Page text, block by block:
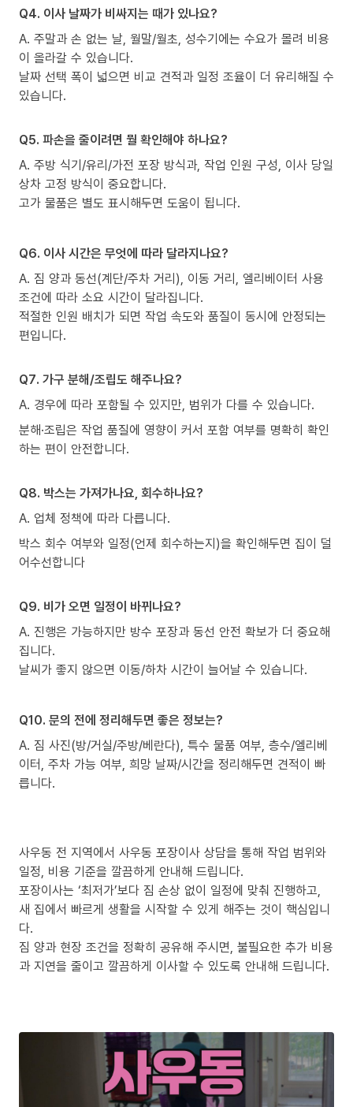
Q4. 이사 날짜가 비싸지는 때가 있나요?
A. 주말과 손 없는 날, 월말/월초, 성수기에는 수요가 몰려 비용
이 올라갈 수 있습니다.
날짜 선택 폭이 넓으면 비교 견적과 일정 조율이 더 유리해질 수
있습니다.
Q5. 파손을 줄이려면 뭘 확인해야 하나요?
A. 주방 식기/유리/가전 포장 방식과, 작업 인원 구성, 이사 당일
상차 고정 방식이 중요합니다.
고가 물품은 별도 표시해두면 도움이 됩니다.
Q6. 이사 시간은 무엇에 따라 달라지나요?
A. 짐 양과 동선(계단/주차 거리), 이동 거리, 엘리베이터 사용
조건에 따라 소요 시간이 달라집니다.
적절한 인원 배치가 되면 작업 속도와 품질이 동시에 안정되는
편입니다.
Q7. 가구 분해/조립도 해주나요?
A. 경우에 따라 포함될 수 있지만, 범위가 다를 수 있습니다.
분해·조립은 작업 품질에 영향이 커서 포함 여부를 명확히 확인
하는 편이 안전합니다.
Q8. 박스는 가져가나요, 회수하나요?
A. 업체 정책에 따라 다릅니다.
박스 회수 여부와 일정(언제 회수하는지)을 확인해두면 집이 덜
어수선합니다
Q9. 비가 오면 일정이 바뀌나요?
A. 진행은 가능하지만 방수 포장과 동선 안전 확보가 더 중요해
집니다.
날씨가 좋지 않으면 이동/하차 시간이 늘어날 수 있습니다.
Q10. 문의 전에 정리해두면 좋은 정보는?
A. 짐 사진(방/거실/주방/베란다), 특수 물품 여부, 층수/엘리베
이터, 주차 가능 여부, 희망 날짜/시간을 정리해두면 견적이 빠
릅니다.
사우동 전 지역에서 사우동 포장이사 상담을 통해 작업 범위와
일정, 비용 기준을 깔끔하게 안내해 드립니다.
포장이사는 ‘최저가’보다 짐 손상 없이 일정에 맞춰 진행하고,
새 집에서 빠르게 생활을 시작할 수 있게 해주는 것이 핵심입니
다.
짐 양과 현장 조건을 정확히 공유해 주시면, 불필요한 추가 비용
과 지연을 줄이고 깔끔하게 이사할 수 있도록 안내해 드립니다.